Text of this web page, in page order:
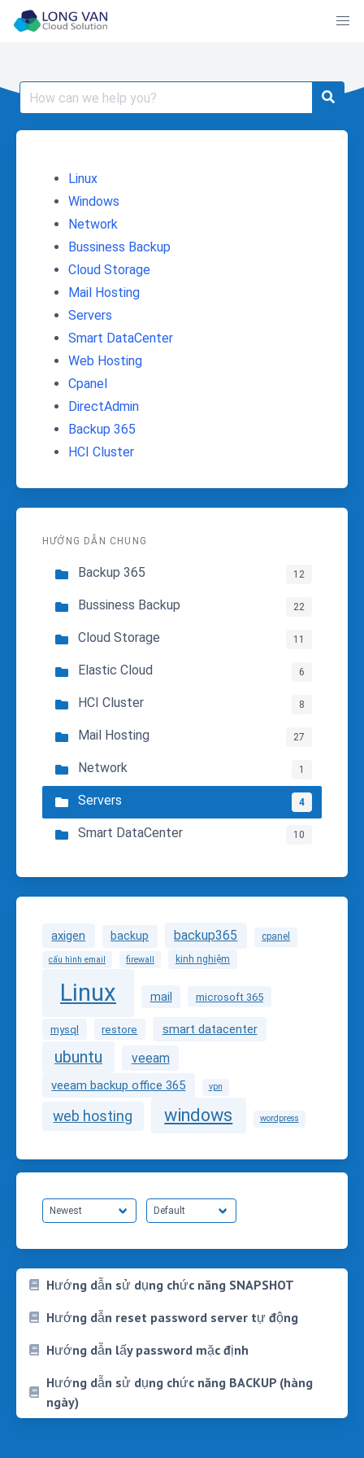
Skip
Search
for:
Linux
Windows
Network
Bussiness Backup
Cloud Storage
Mail Hosting
Servers
Smart DataCenter
Web Hosting
Cpanel
DirectAdmin
Backup 365
HCI Cluster
HƯỚNG DẪN CHUNG
Backup 365 12
Bussiness Backup 22
Cloud Storage 11
Elastic Cloud 6
HCI Cluster 8
Mail Hosting 27
Network 1
Servers 4
Smart DataCenter 10
axigen backup backup365 cpanel
cấu hình email firewall kinh nghiệm
Linux mail microsoft 365
mysql restore smart datacenter
ubuntu veeam
veeam backup office 365 vpn
web hosting windows wordpress
Hướng dẫn sử dụng chức năng SNAPSHOT
Hướng dẫn reset password server tự động
Hướng dẫn lấy password mặc định
Hướng dẫn sử dụng chức năng BACKUP (hàng
ngày)